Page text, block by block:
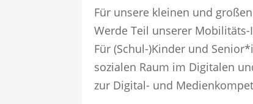
Für unsere kleinen und
Werde Teil unserer
Für (Schul-)Kinder und
sozialen Raum im Digitalen
zur Digital- und